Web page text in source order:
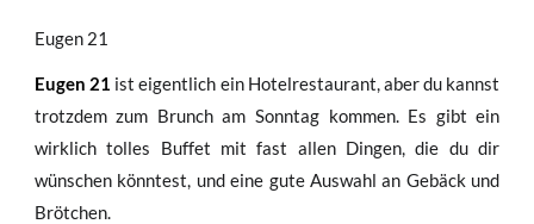
Eugen 21
Eugen 21 ist eigentlich ein Hotelrestaurant, aber du kannst
trotzdem zum Brunch am Sonntag kommen. Es gibt ein
wirklich tolles Buffet mit fast allen Dingen, die du dir
wünschen könntest, und eine gute Auswahl an Gebäck und
Brötchen.